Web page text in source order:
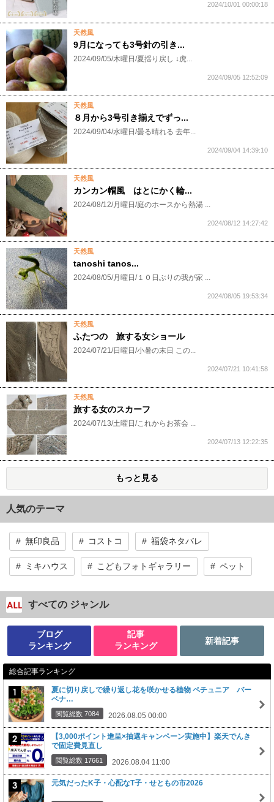
2024/10/01 00:00:18
天然風
9月になっても3号針の引き...
2024/09/05/木曜日/夏揺り戻し ↓虎...
2024/09/05 12:52:09
天然風
８月から3号引き揃えでずっ...
2024/09/04/水曜日/曇る晴れる 去年...
2024/09/04 14:39:10
天然風
カンカン帽風 はとにかく輪...
2024/08/12/月曜日/庭のホースから熱湯 ...
2024/08/12 14:27:42
天然風
tanoshi tanos...
2024/08/05/月曜日/１０日ぶりの我が家 ...
2024/08/05 19:53:34
天然風
ふたつの 旅する女ショール
2024/07/21/日曜日/小暑の末日 この...
2024/07/21 10:41:58
天然風
旅する女のスカーフ
2024/07/13/土曜日/これからお茶会 ...
2024/07/13 12:22:35
もっと見る
人気のテーマ
無印良品 コストコ 福袋ネタバレ
ミキハウス こどもフォトギャラリー ペット
すべての ジャンル
ブログ
ランキング
記事
ランキング
新着記事
総合記事ランキング
夏に切り戻しで繰り返し花を咲かせる植物 ペチュニア バー
ベナ…
閲覧総数 7084 2026.08.05 00:00
【3,000ポイント進呈×抽選キャンペーン実施中】楽天でんき
で固定費見直し
閲覧総数 17661 2026.08.04 11:00
元気だったK子・心配なT子・せともの市2026